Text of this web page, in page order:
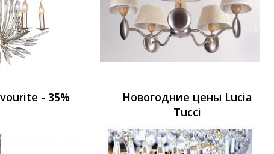
- 35%
Новогодние цены Lucia
Tucci